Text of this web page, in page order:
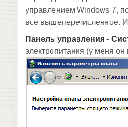
управлением Windows 7,
все вышеперечисленное.
Панель управления -
электропитания (у меня